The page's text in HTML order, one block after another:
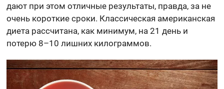
дают при этом отличные результаты, правда, за не
очень короткие сроки. Классическая американская
диета рассчитана, как минимум, на 21 день и
потерю 8–10 лишних килограммов.